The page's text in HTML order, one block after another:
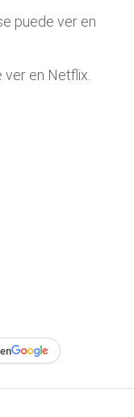
puede ver en
ver en Netflix.